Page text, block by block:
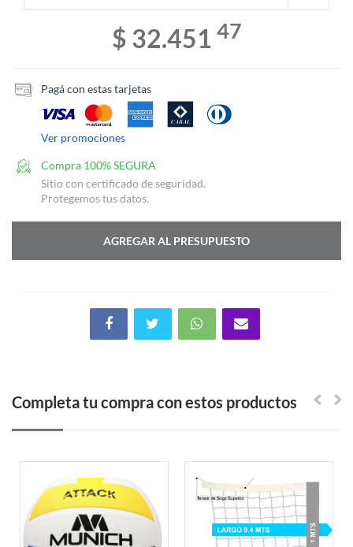
$ 32.451 47
Pagá con estas tarjetas
Ver promociones
Compra 100% SEGURA
Sitio con certificado de seguridad.
Protegemos tus datos.
AGREGAR AL PRESUPUESTO
Completa tu compra con estos productos